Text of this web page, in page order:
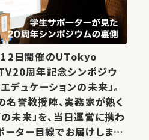
日開催のUTokyo
周年記念シンポジウ
デュケーションの未来」。
誉教授陣、実務家が熱く
未来」を、当日運営に携わ
ーター目線でお届けしま